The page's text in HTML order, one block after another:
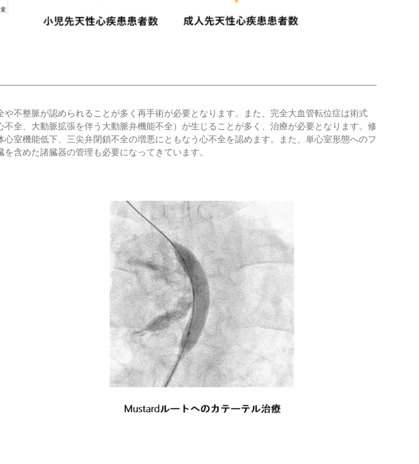
不整脈が認められることが多く再手術が必要となります。また、完全大血管転位症は術式
全、大動脈拡張を伴う大動脈弁機能不全）が生じることが多く、治療が必要となります。修
室機能低下、三尖弁閉鎖不全の増悪にともなう心不全を認めます。また、単心室形態へのフ
含めた諸臓器の管理も必要になってきています。